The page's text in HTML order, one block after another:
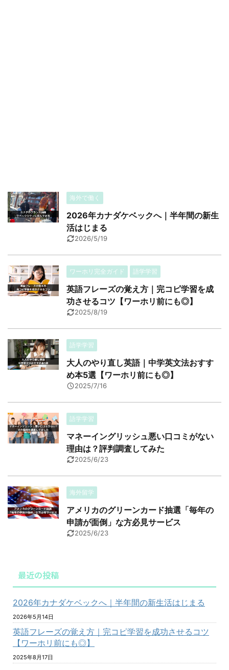
海外で働く
2026年カナダケベックへ｜半年間の新生
活はじまる
2026/5/19
ワーホリ完全ガイド 語学学習
英語フレーズの覚え方｜完コピ学習を成
功させるコツ【ワーホリ前にも◎】
2025/8/19
語学学習
大人のやり直し英語｜中学英文法おすす
め本5選【ワーホリ前にも◎】
2025/7/16
語学学習
マネーイングリッシュ悪い口コミがない
理由は？評判調査してみた
2025/6/23
海外留学
アメリカのグリーンカード抽選「毎年の
申請が面倒」な方必見サービス
2025/6/23
最近の投稿
2026年カナダケベックへ｜半年間の新生活はじまる
2026年5月14日
英語フレーズの覚え方｜完コピ学習を成功させるコツ
【ワーホリ前にも◎】
2025年8月17日